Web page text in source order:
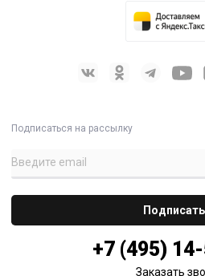
Подписаться на рассылку
+7 (495)
Заказать